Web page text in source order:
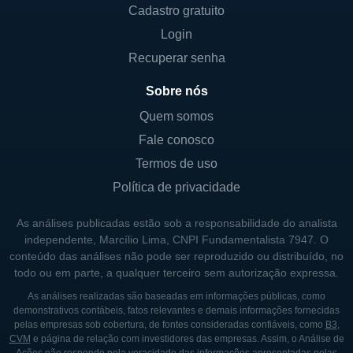
A Sandy Spring Bancorp opera através de
diversas linhas de negócios que abrangem
tanto o setor comercial quanto o setor de
depósitos, empréstimos e serviços de
pagamento, que são oferecidos tanto a
clientes individuais quanto a empresas. O
banco também oferece produtos de
caminho para a gestão patrimonial e o
planejamento sucessório.
Outra linha de negócios relevante envolve a
gestão de ativos e serviços de consultoria
financeira. A Sandy Spring busca oferecer
serviços que ajudem seus clientes a crescer
Cadastro gratuito
Login
Recuperar senha
Sobre nós
Quem somos
Fale conosco
Termos de uso
Política de privacidade
As análises publicadas estão sob a responsabilidade do analista
independente, Marcílio Lima, CNPI Fundamentalista 7947. O
conteúdo das análises não pode ser reproduzido ou distribuído, no
todo ou em parte, a qualquer terceiro sem autorização expressa.
As análises realizadas são baseadas em informações públicas, como
demonstrativos contábeis, fatos relevantes e demais informações fornecidas
pelas empresas sob cobertura, de fontes consideradas confiáveis, como B3,
CVM e página de relação com investidores das empresas. Assim, o Análise de